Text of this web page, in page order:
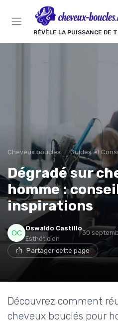
RÉVÈLE LA PUISSANCE DE
Cheveux boucles Guides et
Dégradé sur
homme :
inspirations
Oswaldo Castillo
Esthéticien
30
Partager cette page
Découvrez comment
cheveux bouclés pour
Panneau de gestion des cookies